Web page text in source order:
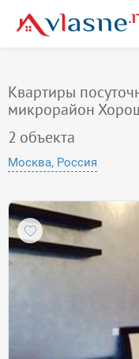
Квартиры
микрорайон
2 объекта
Москва, Россия